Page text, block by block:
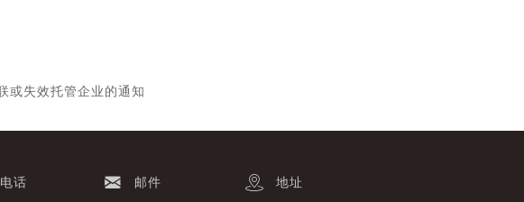
或失效托管企业的通知
电话 邮件 地址